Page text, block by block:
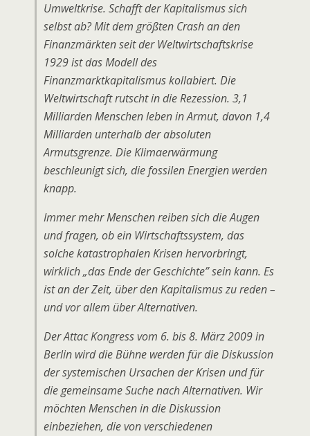
Umweltkrise. Schafft der Kapitalismus sich
selbst ab? Mit dem größten Crash an den
Finanzmärkten seit der Weltwirtschaftskrise
1929 ist das Modell des
Finanzmarktkapitalismus kollabiert. Die
Weltwirtschaft rutscht in die Rezession. 3,1
Milliarden Menschen leben in Armut, davon 1,4
Milliarden unterhalb der absoluten
Armutsgrenze. Die Klimaerwärmung
beschleunigt sich, die fossilen Energien werden
knapp.
Immer mehr Menschen reiben sich die Augen
und fragen, ob ein Wirtschaftssystem, das
solche katastrophalen Krisen hervorbringt,
wirklich „das Ende der Geschichte” sein kann. Es
ist an der Zeit, über den Kapitalismus zu reden –
und vor allem über Alternativen.
Der Attac Kongress vom 6. bis 8. März 2009 in
Berlin wird die Bühne werden für die Diskussion
der systemischen Ursachen der Krisen und für
die gemeinsame Suche nach Alternativen. Wir
möchten Menschen in die Diskussion
einbeziehen, die von verschiedenen